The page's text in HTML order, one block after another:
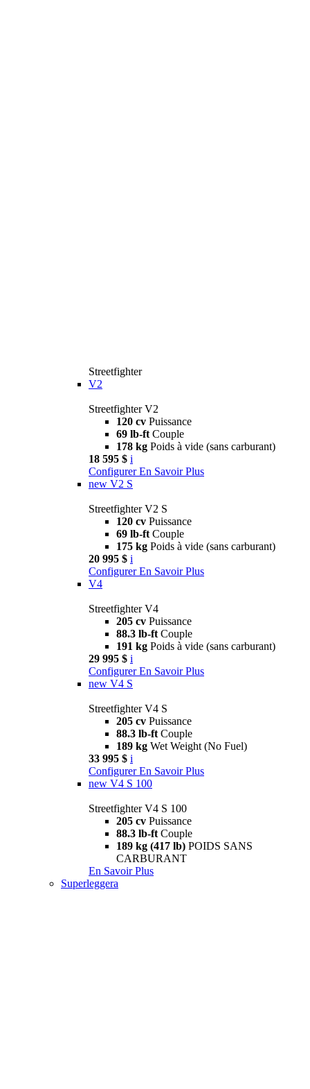
Streetfighter
V2
Streetfighter V2
120 cv Puissance
69 lb-ft Couple
178 kg Poids à vide (sans carburant)
18 595 $ i
Configurer En Savoir Plus
new V2 S
Streetfighter V2 S
120 cv Puissance
69 lb-ft Couple
175 kg Poids à vide (sans carburant)
20 995 $ i
Configurer En Savoir Plus
V4
Streetfighter V4
205 cv Puissance
88.3 lb-ft Couple
191 kg Poids à vide (sans carburant)
29 995 $ i
Configurer En Savoir Plus
new V4 S
Streetfighter V4 S
205 cv Puissance
88.3 lb-ft Couple
189 kg Wet Weight (No Fuel)
33 995 $ i
Configurer En Savoir Plus
new V4 S 100
Streetfighter V4 S 100
205 cv Puissance
88.3 lb-ft Couple
189 kg (417 lb) POIDS SANS
CARBURANT
En Savoir Plus
Superleggera